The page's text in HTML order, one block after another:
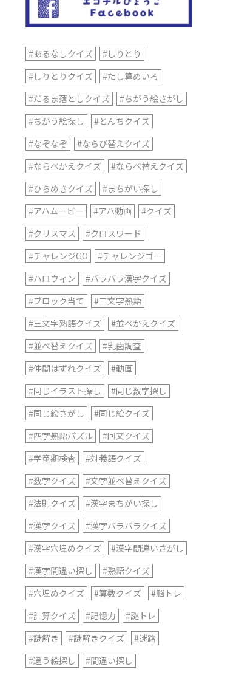
#あるなしクイズ
#しりとり
#しりとりクイズ
#たし算めいろ
#だるま落としクイズ
#ちがう絵さがし
#ちがう絵探し
#とんちクイズ
#なぞなぞ
#ならび替えクイズ
#ならべかえクイズ
#ならべ替えクイズ
#ひらめきクイズ
#まちがい探し
#アハムービー
#アハ動画
#クイズ
#クリスマス
#クロスワード
#チャレンジGO
#チャレンジゴー
#ハロウィン
#バラバラ漢字クイズ
#ブロック当て
#三文字熟語
#三文字熟語クイズ
#並べかえクイズ
#並べ替えクイズ
#乳歯調査
#仲間はずれクイズ
#動画
#同じイラスト探し
#同じ数字探し
#同じ絵さがし
#同じ絵クイズ
#四字熟語パズル
#回文クイズ
#学童期検査
#対義語クイズ
#数字クイズ
#文字並べ替えクイズ
#法則クイズ
#漢字まちがい探し
#漢字クイズ
#漢字バラバラクイズ
#漢字穴埋めクイズ
#漢字間違いさがし
#漢字間違い探し
#熟語クイズ
#穴埋めクイズ
#算数クイズ
#脳トレ
#計算クイズ
#記憶力
#謎トレ
#謎解き
#謎解きクイズ
#迷路
#違う絵探し
#間違い探し